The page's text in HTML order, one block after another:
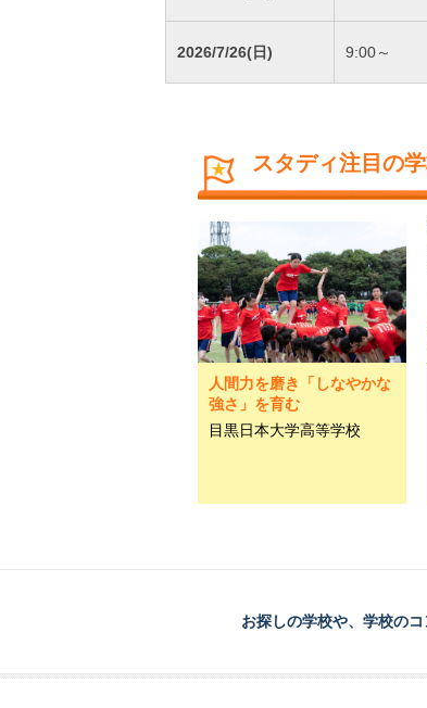
2026/7/26(日) 9:00～
スタディ注目の
人間力を磨き「しなやかな
強さ」を育む
目黒日本大学高等学校
お探しの学校や、学校のコ